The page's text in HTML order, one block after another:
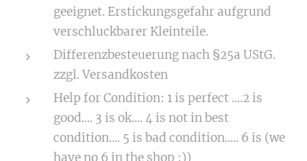
geeignet. Erstickungsgefahr aufgrund
verschluckbarer Kleinteile.
Differenzbesteuerung nach §25a UStG.
zzgl. Versandkosten
Help for Condition: 1 is perfect ....2 is
good.... 3 is ok.... 4 is not in best
condition.... 5 is bad condition..... 6 is (we
have no 6 in the shop :))